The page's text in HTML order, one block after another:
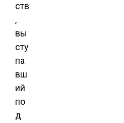
ств
,
вы
сту
па
вш
ий
по
д